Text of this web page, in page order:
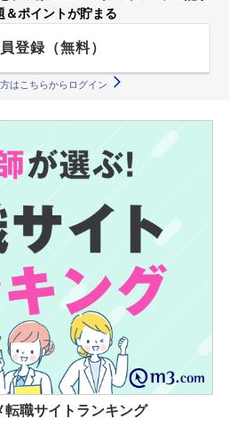
＆ポイントが貯まる
登録（無料）
はこちらからログイン
職サイトランキング